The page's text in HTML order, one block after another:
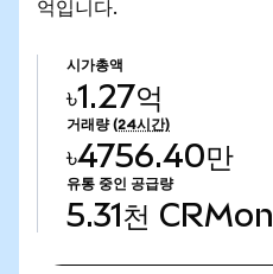
억입니다.
시가총액
৳1.27억
거래량 (24시간)
৳4756.40만
유통 중인 공급량
5.31천 CRMon